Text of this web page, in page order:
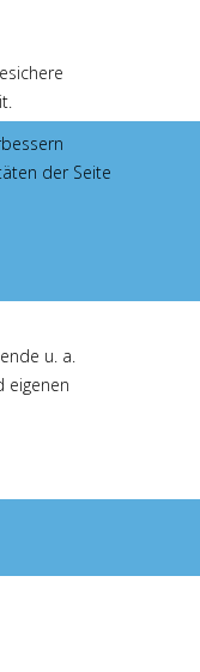
und
wichtigen
u. a.
eigenen
der Seite